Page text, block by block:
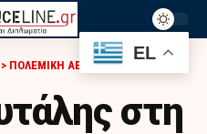
> ΠΟΛΕΜΙΚΗ ΑΕΡΟΠΟΡΙΑ
στη
EL